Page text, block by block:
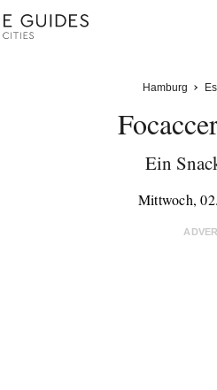
Hamburg
Ein
Mittwoch,